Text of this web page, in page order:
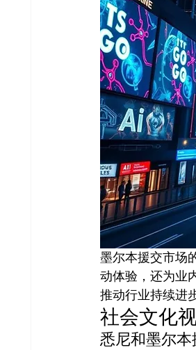
墨尔本援交市场
动体验，还为业
推动行业持续进
社会文化
悉尼和墨尔